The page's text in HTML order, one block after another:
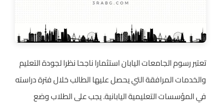
تعتبر رسوم الجامعات اليابان استثمارا ناجحا نظرا لجودة التعليم
والخدمات المرافقة التي يحصل عليها الطالب خلال فترة دراسته
في المؤسسات التعليمية اليابانية. يجب على الطلاب وضع